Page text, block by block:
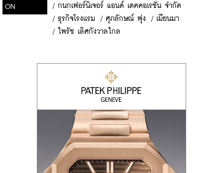
ON
/ กนกเฟอร์นิเจอร์ แอนด์ เดคคอเรชั่น จำกัด
/ ธุรกิจโรงเเรม / ศุภลักษณ์ ฟุง / เมียนมา
/
ไพรัช เลิศกังวาลไกล